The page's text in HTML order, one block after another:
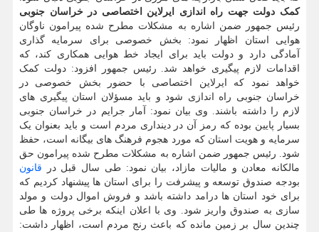
کمک دولت جهت راه اندازی ایرلاین اختصاصی در خراسان جنوبی
رئیس جمهور ضمن اشاره به مشکلات مطرح شده پیرامون ناوگان
هوایی استان اظهار نمود: بخش خصوصی برای سرمایه گذاری
آمادگی دارد و دولت باید برای ایجاد خط هوایی همکاری کند، که
اقدامات لازم پیگیری خواهد شد. رئیس جمهور افزود: دولت کمک
خواهد نمود که ایرلاین اختصاصی با حضور بخش خصوصی در
خراسان جنوبی راه اندازی شود و باید مسؤلان استان پیگیری های
لازم را داشته باشند. وی بیان نمود: آمار جرایم در خراسان جنوبی
بسیار پایین بوده که رمز آن در دینداری مردم است و باید بعنوان یک
سرمایه و هویت استان که مورد هجوم فرهنگ های بیگانه است، حفظ
شود. رئیس جمهور ضمن اشاره به مشکلات مطرح شده پیرامون حق
مالکانه معادن و مالیات مازاد، بیان نمود: طی سال قبل در قانون
بودجه صندوق توسعه و پیشرفت را برای استان ها پیشنهاد کردیم که
برای خود استان ها درامد داشته باشد و فروش اموال دولت و مولد
سازی به صندوق واریز شود. وی با اعلان اینکه برخی پروژه ها طی
چندین سال بر زمین مانده که باعث رنج مردم است، اظهار داشت: